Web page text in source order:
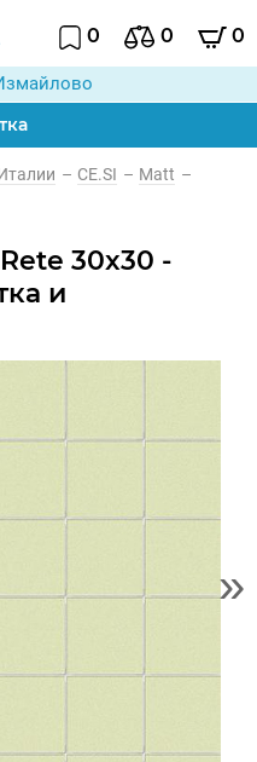
0 0 0
– CE.SI – Matt –
30x30 -
и
»